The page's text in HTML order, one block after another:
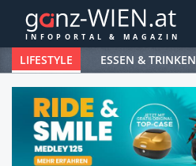
LIFESTYLE ESSEN & TRINKEN